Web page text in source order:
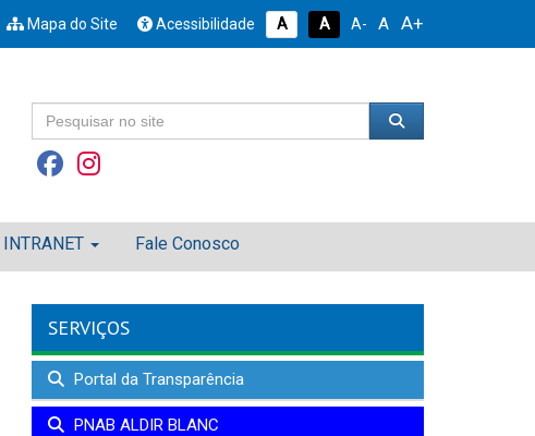
Mapa do Site Acessibilidade A A A- A A+
INTRANET Fale Conosco
SERVIÇOS
Portal da Transparência
PNAB ALDIR BLANC